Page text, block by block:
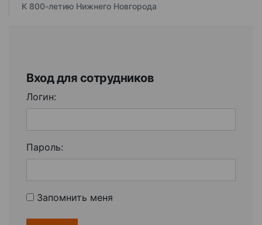
К 800-летию Нижнего Новгорода
Вход для сотрудников
Логин:
Пароль:
Запомнить меня